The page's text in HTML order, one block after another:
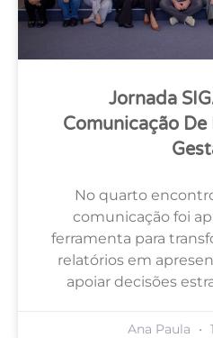
Jornada
Comunicação
No quarto
comunicação foi
ferramenta para
relatórios em
apoiar decisões
Ana Paula